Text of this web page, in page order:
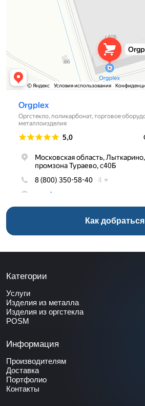
Торговое оборудование в Лыткарине
Как добраться
Категории
Услуги
Изделия из металла
Изделия из оргстекла
POSM
Информация
Производителям
Доставка
Портфолио
Контакты